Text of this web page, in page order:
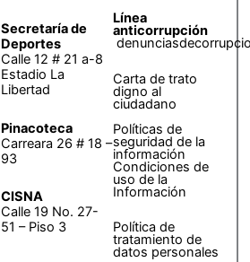
Secretaría de
Deportes
Calle 12 # 21 a-8
Estadio La
Libertad
Pinacoteca
Carreara 26 # 18 –
93
CISNA
Calle 19 No. 27-
51 – Piso 3
Línea
anticorrupción
Carta de trato
digno al
ciudadano
Políticas de
seguridad de la
información
Condiciones de
uso de la
Información
Política de
tratamiento de
datos personales